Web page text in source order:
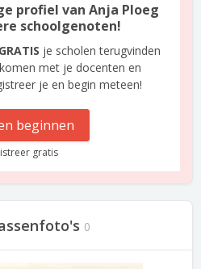
profiel van Anja Ploeg
schoolgenoten!
GRATIS je scholen terugvinden
met je docenten en
je en begin meteen!
beginnen
gratis
0